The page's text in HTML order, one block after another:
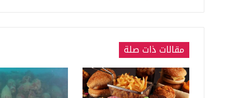
يمكنها
مقالات ذات صلة